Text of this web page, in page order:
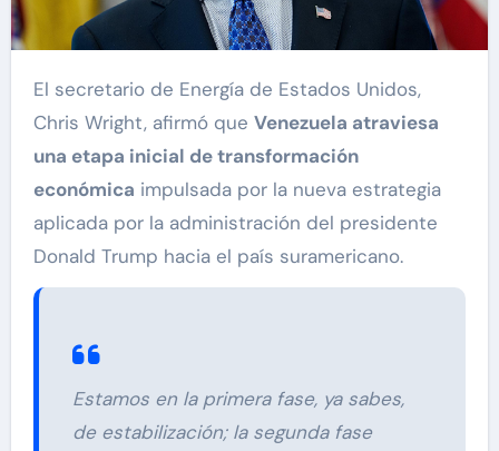
El secretario de Energía de Estados Unidos,
Chris Wright, afirmó que Venezuela atraviesa
una etapa inicial de transformación
económica impulsada por la nueva estrategia
aplicada por la administración del presidente
Donald Trump hacia el país suramericano.
Estamos en la primera fase, ya sabes,
de estabilización; la segunda fase